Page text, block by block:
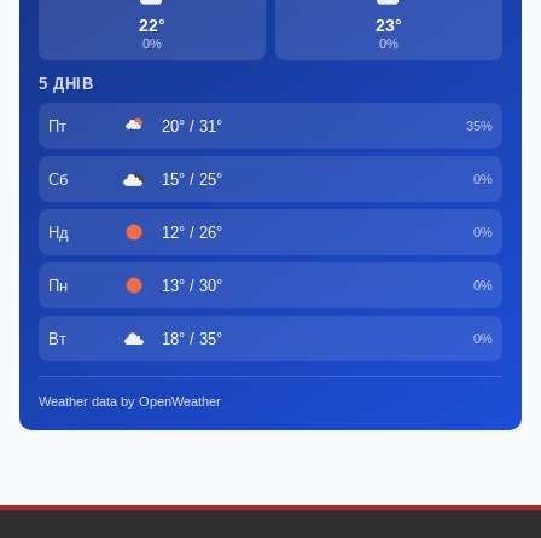
22°
0%
23°
0%
5 ДНІВ
Пт 20° / 31° 35%
Сб 15° / 25° 0%
Нд 12° / 26° 0%
Пн 13° / 30° 0%
Вт 18° / 35° 0%
Weather data by OpenWeather